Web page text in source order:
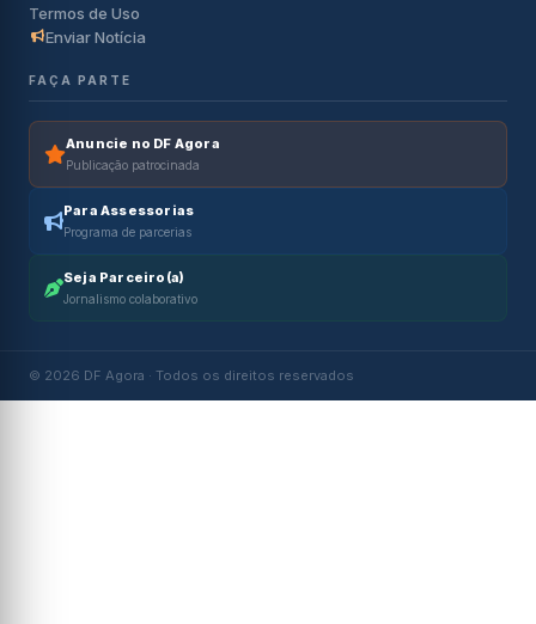
Termos de Uso
Enviar Notícia
FAÇA PARTE
Anuncie no DF Agora
Publicação patrocinada
Para Assessorias
Programa de parcerias
Seja Parceiro(a)
Jornalismo colaborativo
© 2026 DF Agora · Todos os direitos reservados